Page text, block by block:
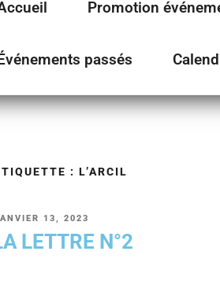
JUMELAGE
ses villes jumelées
Promotion
passés
: L’ARCIL
13, 2023
LETTRE N°2